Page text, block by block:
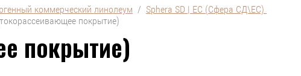
коммерческий линолеум
  /
Sphera SD | EC (Сфера СД\ЕС)
покрытие)
покрытие)